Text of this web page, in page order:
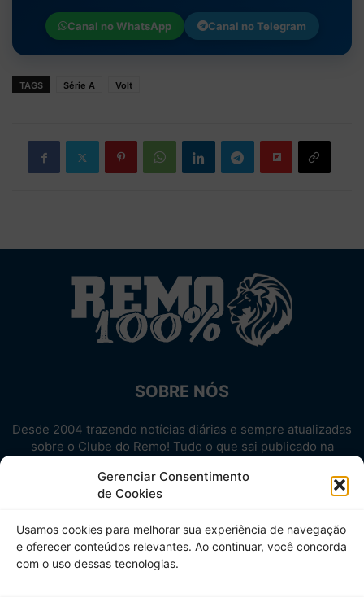
Gerenciar Consentimento
de Cookies
Usamos cookies para melhorar sua experiência de navegação
e oferecer conteúdos relevantes. Ao continuar, você concorda
com o uso dessas tecnologias.
Canal noWhatsApp Canal noTelegram
TAGS Série A Volt
SOBRE NÓS
Desde 2004 trazendo notícias diárias e sempre atualizadas
sobre o Clube do Remo! Tudo o que sai publicado na
Aproveite! Site não-oficial.
SIGA-NOS